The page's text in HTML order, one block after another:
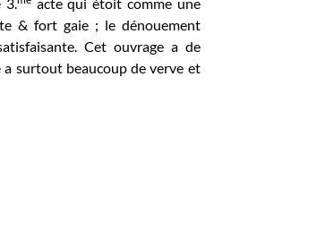
& fort gaie ; le dénouement
Cet ouvrage a de
surtout beaucoup de verve et